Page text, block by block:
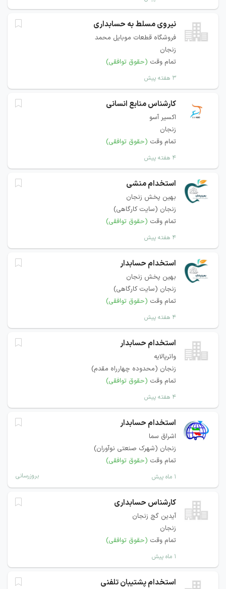
نیروی مسلط به حسابداری
فروشگاه قطعات موبایل محمد
زنجان
تمام وقت (حقوق توافقی)
۳ هفته پیش
کارشناس منابع انسانی
اکسیر آسو
زنجان
تمام وقت (حقوق توافقی)
۴ هفته پیش
استخدام منشی
بهین پخش زنجان
زنجان (سایت کارگاهی)
تمام وقت (حقوق توافقی)
۴ هفته پیش
استخدام حسابدار
بهین پخش زنجان
زنجان (سایت کارگاهی)
تمام وقت (حقوق توافقی)
۴ هفته پیش
استخدام حسابدار
واترپالایه
زنجان (محدوده چهارراه مقدم)
تمام وقت (حقوق توافقی)
۴ هفته پیش
استخدام حسابدار
اشراق سما
زنجان (شهرک صنعتی نوآوران)
تمام وقت (حقوق توافقی)
۱ ماه پیش بروزرسانی
کارشناس حسابداری
آیدین گچ زنجان
زنجان
تمام وقت (حقوق توافقی)
۱ ماه پیش
استخدام پشتیبان تلفنی